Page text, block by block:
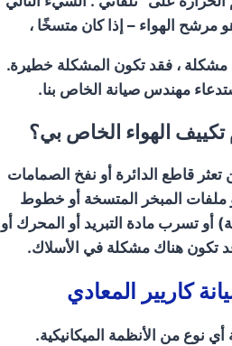
مرشح الهواء – إذا كان متسخًا ،
مشكلة ، فقد تكون المشكلة خطيرة.
مهندس صيانة الخاص بنا.
تكييف الهواء الخاص بي؟
قاطع الدائرة أو نفخ الصمامات
ملفات المبخر المتسخة أو خطوط
أو تسرب مادة التبريد أو المحرك أو
تكون هناك مشكلة في الأسلاك.
كاريير المعادي
أي نوع من الأنظمة الميكانيكية.